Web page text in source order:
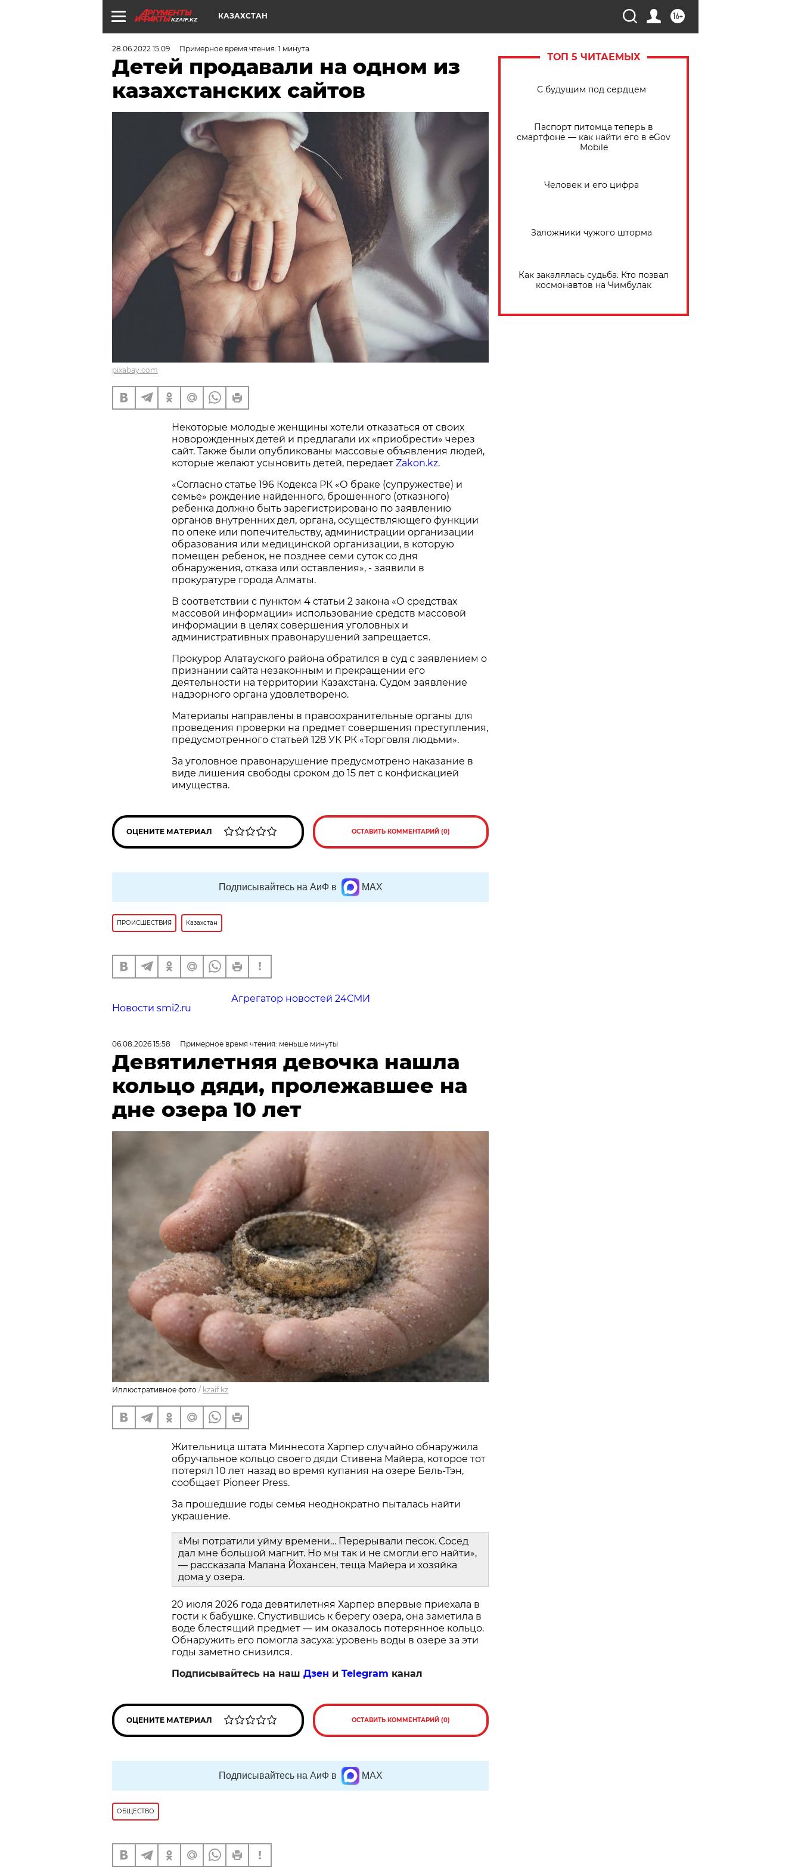
KZAIF.KZ 16+
КАЗАХСТАН
28.06.2022 15:09 Примерное время чтения: 1 минута
Детей продавали на одном из
казахстанских сайтов
pixabay.com
Некоторые молодые женщины хотели отказаться от своих
новорожденных детей и предлагали их «приобрести» через
сайт. Также были опубликованы массовые объявления людей,
которые желают усыновить детей, передает Zakon.kz.
«Согласно статье 196 Кодекса РК «О браке (супружестве) и
семье» рождение найденного, брошенного (отказного)
ребенка должно быть зарегистрировано по заявлению
органов внутренних дел, органа, осуществляющего функции
по опеке или попечительству, администрации организации
образования или медицинской организации, в которую
помещен ребенок, не позднее семи суток со дня
обнаружения, отказа или оставления», - заявили в
прокуратуре города Алматы.
В соответствии с пунктом 4 статьи 2 закона «О средствах
массовой информации» использование средств массовой
информации в целях совершения уголовных и
административных правонарушений запрещается.
Прокурор Алатауского района обратился в суд с заявлением о
признании сайта незаконным и прекращении его
деятельности на территории Казахстана. Судом заявление
надзорного органа удовлетворено.
Материалы направлены в правоохранительные органы для
проведения проверки на предмет совершения преступления,
предусмотренного статьей 128 УК РК «Торговля людьми».
За уголовное правонарушение предусмотрено наказание в
виде лишения свободы сроком до 15 лет с конфискацией
имущества.
ОЦЕНИТЕ МАТЕРИАЛ ОСТАВИТЬ КОММЕНТАРИЙ (0)
Подписывайтесь на АиФ в MAX
ПРОИСШЕСТВИЯ Казахстан
Агрегатор новостей 24СМИ
Новости smi2.ru
ТОП 5 ЧИТАЕМЫХ
С будущим под сердцем
Паспорт питомца теперь в
смартфоне — как найти его в eGov
Mobile
Человек и его цифра
Заложники чужого шторма
Как закалялась судьба. Кто позвал
космонавтов на Чимбулак
06.08.2026 15:58 Примерное время чтения: меньше минуты
Девятилетняя девочка нашла
кольцо дяди, пролежавшее на
дне озера 10 лет
Иллюстративное фото / kzaif.kz
Жительница штата Миннесота Харпер случайно обнаружила
обручальное кольцо своего дяди Стивена Майера, которое тот
потерял 10 лет назад во время купания на озере Бель-Тэн,
сообщает Pioneer Press.
За прошедшие годы семья неоднократно пыталась найти
украшение.
«Мы потратили уйму времени… Перерывали песок. Сосед
дал мне большой магнит. Но мы так и не смогли его найти»,
— рассказала Малана Йохансен, теща Майера и хозяйка
дома у озера.
20 июля 2026 года девятилетняя Харпер впервые приехала в
гости к бабушке. Спустившись к берегу озера, она заметила в
воде блестящий предмет — им оказалось потерянное кольцо.
Обнаружить его помогла засуха: уровень воды в озере за эти
годы заметно снизился.
Подписывайтесь на наш Дзен и Telegram канал
ОЦЕНИТЕ МАТЕРИАЛ ОСТАВИТЬ КОММЕНТАРИЙ (0)
Подписывайтесь на АиФ в MAX
ОБЩЕСТВО